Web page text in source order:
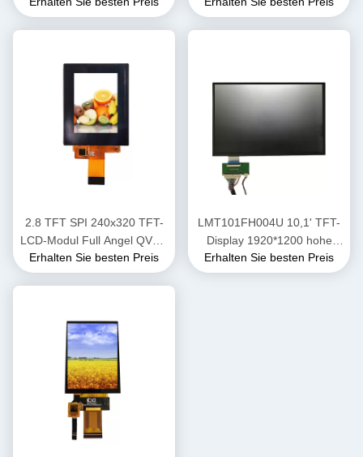
Modul MIPI
Schnittstellenbildschirm
900 Nits Helligkeit
2.8 TFT SPI 240x320 TFT-
LCD-Modul Full Angel QVGA
BOE-LCD-Bildschirm
Erhalten Sie besten Preis
LMT101FH004U 10,1' TFT-
Display 1920*1200 hohe
Helligkeit LCD-Display 700
Nits
Erhalten Sie besten Preis